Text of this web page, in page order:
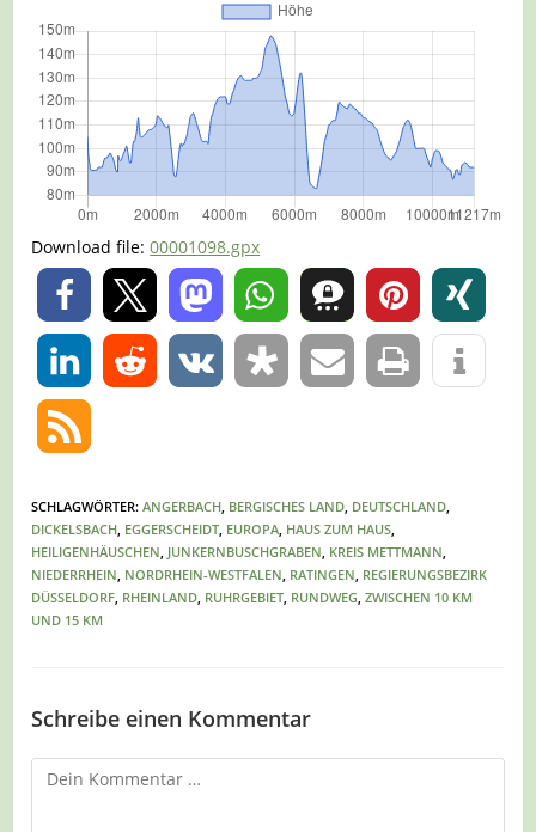
Download file:00001098.gpx
0
0
SCHLAGWÖRTER:ANGERBACH, BERGISCHES LAND, DEUTSCHLAND,
DICKELSBACH, EGGERSCHEIDT, EUROPA, HAUS ZUM HAUS,
HEILIGENHÄUSCHEN, JUNKERNBUSCHGRABEN, KREIS METTMANN,
NIEDERRHEIN, NORDRHEIN-WESTFALEN, RATINGEN, REGIERUNGSBEZIRK
DÜSSELDORF, RHEINLAND, RUHRGEBIET, RUNDWEG, ZWISCHEN 10 KM
UND 15 KM
Schreibe einen Kommentar
Kommentar